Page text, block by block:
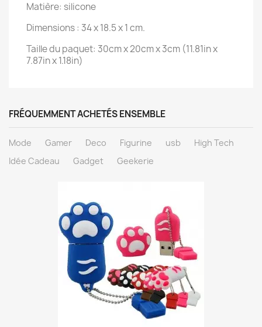
Matière: silicone
Dimensions : 34 x 18.5 x 1 cm.
Taille du paquet: 30cm x 20cm x 3cm (11.81in x
7.87in x 1.18in)
FRÉQUEMMENT ACHETÉS ENSEMBLE
Mode Gamer Deco Figurine usb
High Tech
Idée Cadeau
Gadget Geekerie